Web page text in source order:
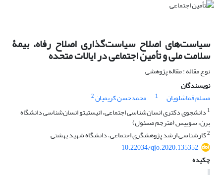
سیاست‌های اصلاح سیاست‌گذاری اصلاح رفاه، بیمۀ
سلامت ملی و تأمین اجتماعی در ایالات متحده
نوع مقاله : مقاله پژوهشی
نویسندگان
مسلم قماشلویان
1 محمدحسن کریمیان2
1 دانشجوی دکتری انسان‌شناسی اجتماعی، انیستیتو انسان‌شناسی دانشگاه
برن، سوییس (مترجم مسئول)
2کارشناسی ارشد پژوهشگری اجتماعی، دانشگاه شهید بهشتی
10.22034/qjo.2020.135352
چکیده